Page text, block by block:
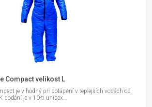
Compact velikost L
je v hodný při potápění v teplejších vodách od
dodání je v 10-ti unisex...